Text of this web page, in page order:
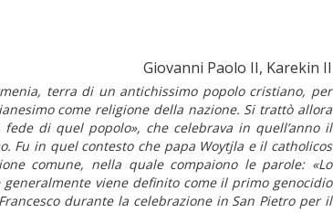
Giovanni Paolo II, Karekin II
terra di un antichissimo popolo cristiano, per
come religione della nazione. Si trattò allora
di quel popolo», che celebrava in quell’anno il
Fu in quel contesto che papa Woytjla e il catholicos
comune, nella quale compaiono le parole: «Lo
viene definito come il primo genocidio
durante la celebrazione in San Pietro per il